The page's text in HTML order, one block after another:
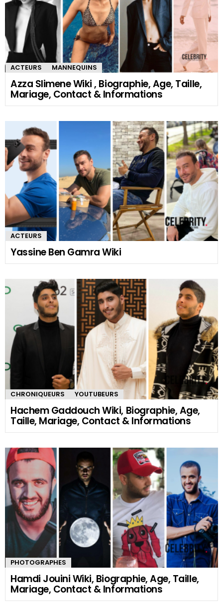
ACTEURS MANNEQUINS
Azza Slimene Wiki , Biographie, Age, Taille,
Mariage, Contact & Informations
ACTEURS
Yassine Ben Gamra Wiki
CHRONIQUEURS YOUTUBEURS
Hachem Gaddouch Wiki, Biographie, Age,
Taille, Mariage, Contact & Informations
PHOTOGRAPHES
Hamdi Jouini Wiki, Biographie, Age, Taille,
Mariage, Contact & Informations